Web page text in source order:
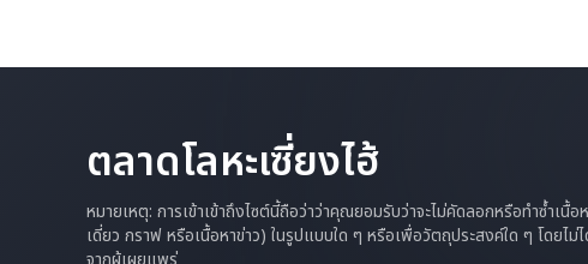
ตลาดโลหะเซี่ยงไฮ้
หมายเหตุ: การเข้าเข้าถึงไซต์นี้ถือว่าว่าคุณยอมรับว่าจะไม่คัดลอกหรือทำซ้ำเนื้อ
เดี่ยว กราฟ หรือเนื้อหาข่าว) ในรูปแบบใด ๆ หรือเพื่อวัตถุประสงค์ใด ๆ โดยไ